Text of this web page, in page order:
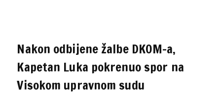
Nakon odbijene žalbe DKOM-a,
Kapetan Luka pokrenuo spor na
Visokom upravnom sudu